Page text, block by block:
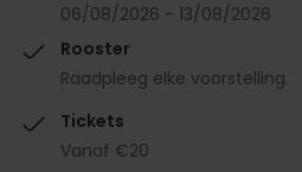
06/08/2026 - 13/08/2026
Rooster
Raadpleeg elke voorstelling.
Tickets
Vanaf €20